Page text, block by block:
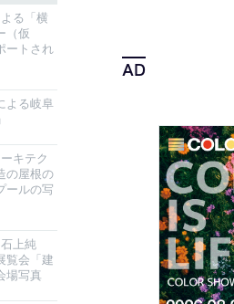
る「横
（仮
ートされ
よる岐阜
キテク
の屋根の
ールの写
上純
覧会「建
場写真